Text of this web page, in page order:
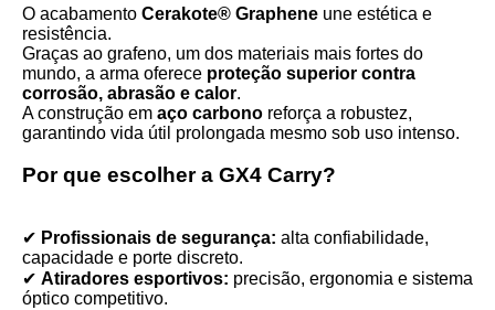
O acabamento Cerakote® Graphene une estética e
resistência.
Graças ao grafeno, um dos materiais mais fortes do
mundo, a arma oferece proteção superior contra
corrosão, abrasão e calor.
A construção em aço carbono reforça a robustez,
garantindo vida útil prolongada mesmo sob uso intenso.
Por que escolher a GX4 Carry?
✔ Profissionais de segurança: alta confiabilidade,
capacidade e porte discreto.
✔ Atiradores esportivos: precisão, ergonomia e sistema
óptico competitivo.